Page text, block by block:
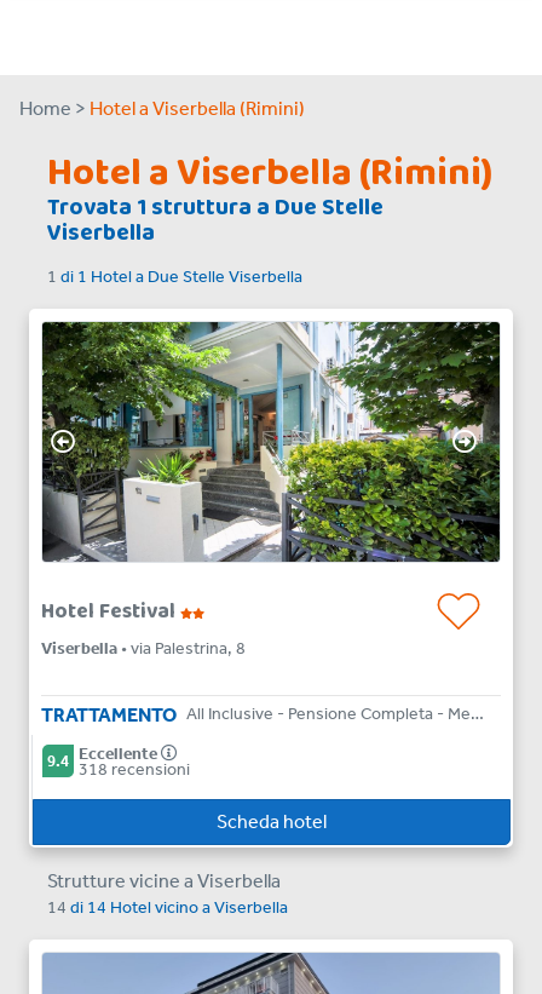
Home > Hotel a Viserbella (Rimini)
Hotel a Viserbella (Rimini)
Trovata1struttura aDue Stelle
Viserbella
1 di 1 Hotel a Due Stelle Viserbella
Hotel Festival
Viserbella • via Palestrina, 8
TRATTAMENTO All Inclusive - Pensione Completa - Mezza Pensione - Bed & Breakfast
9.4 Eccellente
318 recensioni
Scheda hotel
Strutture vicine a Viserbella
14 di 14 Hotel vicino aViserbella